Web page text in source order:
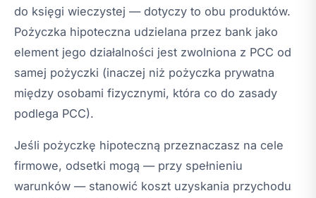
do księgi wieczystej — dotyczy to obu produktów.
Pożyczka hipoteczna udzielana przez bank jako
element jego działalności jest zwolniona z PCC od
samej pożyczki (inaczej niż pożyczka prywatna
między osobami fizycznymi, która co do zasady
podlega PCC).
Jeśli pożyczkę hipoteczną przeznaczasz na cele
firmowe, odsetki mogą — przy spełnieniu
warunków — stanowić koszt uzyskania przychodu